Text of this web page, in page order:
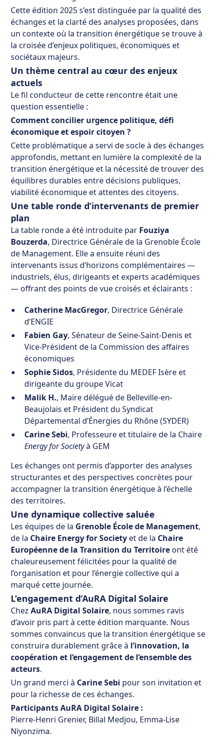
Cette édition 2025 s’est distinguée par la qualité des
échanges et la clarté des analyses proposées, dans
un contexte où la transition énergétique se trouve à
la croisée d’enjeux politiques, économiques et
sociétaux majeurs.
Un thème central au cœur des enjeux
actuels
Le fil conducteur de cette rencontre était une
question essentielle :
Comment concilier urgence politique, défi
économique et espoir citoyen ?
Cette problématique a servi de socle à des échanges
approfondis, mettant en lumière la complexité de la
transition énergétique et la nécessité de trouver des
équilibres durables entre décisions publiques,
viabilité économique et attentes des citoyens.
Une table ronde d’intervenants de premier
plan
La table ronde a été introduite par Fouziya
Bouzerda, Directrice Générale de la Grenoble École
de Management. Elle a ensuite réuni des
intervenants issus d’horizons complémentaires —
industriels, élus, dirigeants et experts académiques
— offrant des points de vue croisés et éclairants :
Catherine MacGregor, Directrice Générale
d’ENGIE
Fabien Gay, Sénateur de Seine-Saint-Denis et
Vice-Président de la Commission des affaires
économiques
Sophie Sidos, Présidente du MEDEF Isère et
dirigeante du groupe Vicat
Malik H., Maire délégué de Belleville-en-
Beaujolais et Président du Syndicat
Départemental d’Énergies du Rhône (SYDER)
Carine Sebi, Professeure et titulaire de la Chaire
Energy for Societyà GEM
Les échanges ont permis d’apporter des analyses
structurantes et des perspectives concrètes pour
accompagner la transition énergétique à l’échelle
des territoires.
Une dynamique collective saluée
Les équipes de la Grenoble École de Management,
de la Chaire Energy for Societyet de la Chaire
Européenne de la Transition du Territoireont été
chaleureusement félicitées pour la qualité de
l’organisation et pour l’énergie collective qui a
marqué cette journée.
L’engagement d’AuRA Digital Solaire
ChezAuRA Digital Solaire, nous sommes ravis
d’avoir pris part à cette édition marquante. Nous
sommes convaincus que la transition énergétique se
construira durablement grâce à l’innovation, la
coopération et l’engagement de l’ensemble des
acteurs.
Un grand merci à Carine Sebi pour son invitation et
pour la richesse de ces échanges.
Participants AuRA Digital Solaire :
Pierre-Henri Grenier, Billal Medjou, Emma-Lise
Niyonzima.